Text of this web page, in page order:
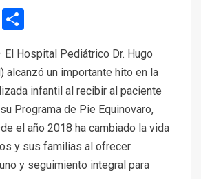
X
El Hospital Pediátrico Dr. Hugo
alcanzó un importante hito en la
infantil al recibir al paciente
Programa de Pie Equinovaro,
el año 2018 ha cambiado la vida
y sus familias al ofrecer
y seguimiento integral para